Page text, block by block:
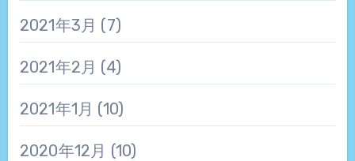
2021年3月 (7)
2021年2月 (4)
2021年1月 (10)
2020年12月 (10)